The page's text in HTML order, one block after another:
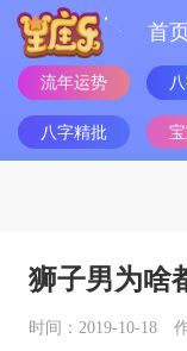
首
流年运势
八字精批
狮子男为啥
时间：2019-10-18